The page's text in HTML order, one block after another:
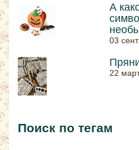
А
03
22
Поиск по тегам